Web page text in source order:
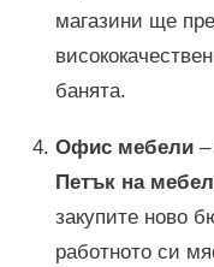
магазини ще
банята.
Офис мебели–
Петък на
закупите ново
работното си